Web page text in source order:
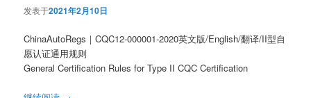
发表于2021年2月10日
ChinaAutoRegs｜CQC12-000001-2020英文版/English/翻译/II型自
愿认证通用规则
General Certification Rules for Type II CQC Certification